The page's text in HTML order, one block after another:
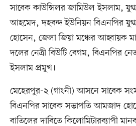
সাবেক কাউন্সিলর জামিউল ইসলাম,
আহমেদ, দহবন্দ ইউনিয়ন বিএনপির
হোসেন, জেলা জিয়া মঞ্চের আহ্বায়ক
দলের নেত্রী বিউটি বেগম, বিএনপির
ইসলাম প্রমুখ।
মেহেরপুর-২ (গাংনী) আসনে সাবেক
বিএনপির সাবেক সভাপতি আমজাদ
বাতিলের দাবিতে কিলোমিটারব্যাপী